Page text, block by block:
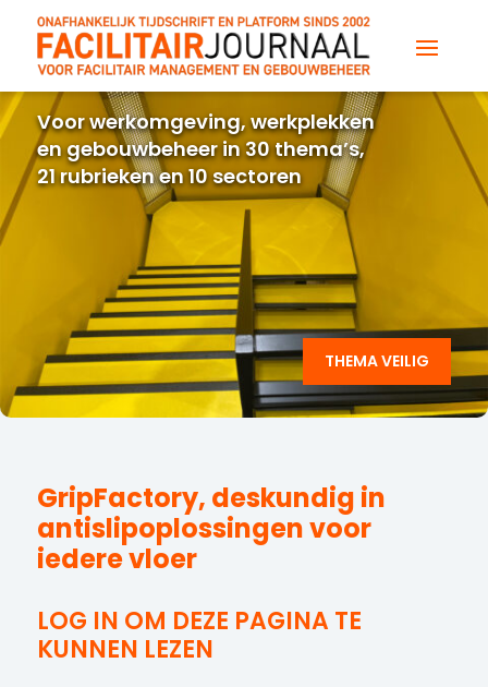
Voor werkomgeving, werkplekken
en gebouwbeheer in 30 thema’s,
21 rubrieken en 10 sectoren
THEMA VEILIG
GripFactory, deskundig in
antislipoplossingen voor
iedere vloer
LOG IN OM DEZE PAGINA TE
KUNNEN LEZEN